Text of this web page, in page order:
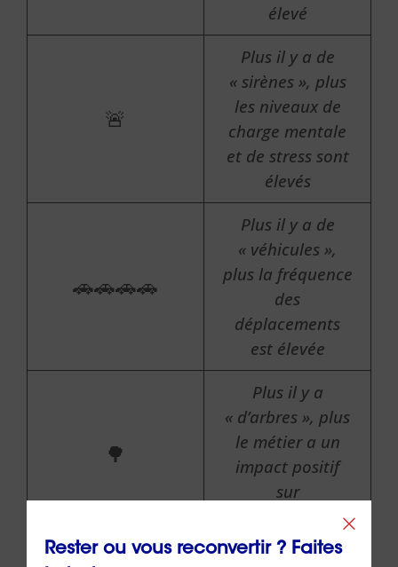
élevé
🚨
Plus il y a de
« sirènes », plus
les niveaux de
charge mentale
et de stress sont
élevés
🚗🚗🚗🚗
Plus il y a de
« véhicules »,
plus la fréquence
des
déplacements
est élevée
🌳
Plus il y a
« d’arbres », plus
le métier a un
impact positif
sur
l’environnement
Rester ou vous reconvertir ? Faites